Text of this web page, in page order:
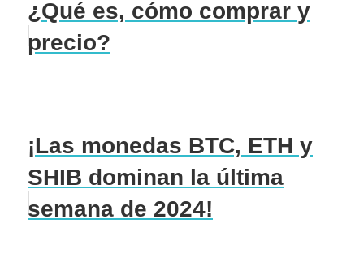
¿Qué es, cómo comprar y
precio?
¡Las monedas BTC, ETH y
SHIB dominan la última
semana de 2024!